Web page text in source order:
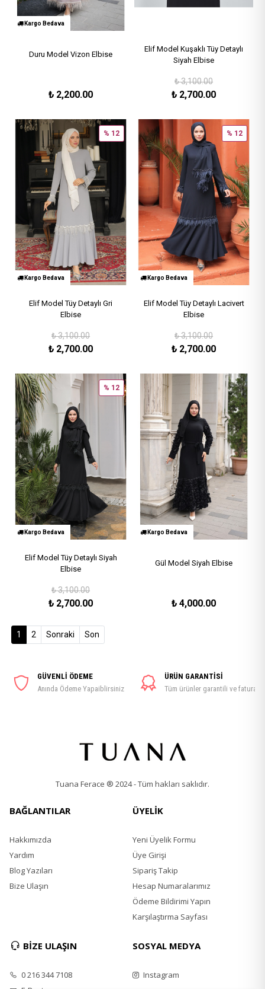
Kargo Bedava
Duru Model Vizon Elbise
₺ 2,200.00
Elif Model Kuşaklı Tüy Detaylı
Siyah Elbise
₺3,100.00
₺ 2,700.00
Kargo Bedava
Elif Model Tüy Detaylı Gri
Elbise
₺3,100.00
₺ 2,700.00
% 12
Kargo Bedava
Elif Model Tüy Detaylı Lacivert
Elbise
₺3,100.00
₺ 2,700.00
% 12
Kargo Bedava
Elif Model Tüy Detaylı Siyah
Elbise
₺3,100.00
₺ 2,700.00
% 12
Kargo Bedava
Gül Model Siyah Elbise
₺4,000.00
1 (current)
2 Sonraki Son
GÜVENLİ ÖDEME
Anında Ödeme Yapaiblirsiniz
ÜRÜN GARANTİSİ
Tüm ürünler garantili ve faturalı
Tuana Ferace ® 2024 - Tüm hakları saklıdır.
BAĞLANTILAR
Hakkımızda
Yardım
Blog Yazıları
Bize Ulaşın
ÜYELİK
Yeni Üyelik Formu
Üye Girişi
Sipariş Takip
Hesap Numaralarımız
Ödeme Bildirimi Yapın
Karşılaştırma Sayfası
BİZE ULAŞIN
0 216 344 7108
SOSYAL MEDYA
Instagram